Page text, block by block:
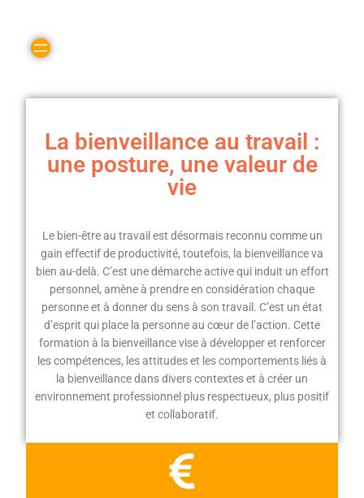
La bienveillance au travail :
une posture, une valeur de
vie
Le bien-être au travail est désormais reconnu comme un
gain effectif de productivité, toutefois, la bienveillance va
bien au-delà. C’est une démarche active qui induit un effort
personnel, amène à prendre en considération chaque
personne et à donner du sens à son travail. C’est un état
d’esprit qui place la personne au cœur de l’action. Cette
formation à la bienveillance vise à développer et renforcer
les compétences, les attitudes et les comportements liés à
la bienveillance dans divers contextes et à créer un
environnement professionnel plus respectueux, plus positif
et collaboratif.